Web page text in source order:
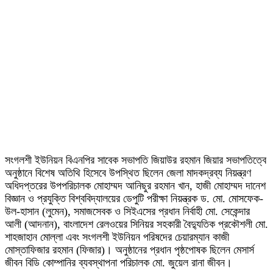
সংগলশী ইউনিয়ন বিএনপির সাবেক সভাপতি জিয়াউর রহমান জিয়ার সভাপতিত্বে
অনুষ্ঠানে বিশেষ অতিথি হিসেবে উপস্থিত ছিলেন জেলা মাদকদ্রব্য নিয়ন্ত্রণ
অধিদপ্তরের উপপরিচালক মোহাম্মদ আনিছুর রহমান খান, হাজী মোহাম্মদ দানেশ
বিজ্ঞান ও প্রযুক্তি বিশ্ববিদ্যালয়ের ডেপুটি পরীক্ষা নিয়ন্ত্রক ড. মো. মোসফেক-
উল-হাসান (লুমেন), সমাজসেবক ও সিইএসের প্রধান নির্বাহী মো. সেকেন্দার
আলী (আদনান), বাংলাদেশ রেলওয়ের সিনিয়র সহকারী বৈদ্যুতিক প্রকৌশলী মো.
শাহজাহান মোল্লা এবং সংগলশী ইউনিয়ন পরিষদের চেয়ারম্যান কাজী
মোস্তাফিজার রহমান (ফিজার)। অনুষ্ঠানের প্রধান পৃষ্ঠপোষক ছিলেন মেসার্স
জীবন বিডি কোম্পানির ব্যবস্থাপনা পরিচালক মো. জুয়েল রানা জীবন।